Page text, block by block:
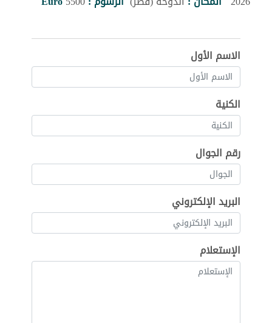
الاسم الأول
الكنية
رقم الجوال
البريد الإلكتروني
الإستعلام